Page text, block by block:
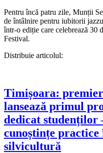
Pentru încă patru zile, Munții
de întâlnire pentru iubitorii
într-o ediție care celebrează 30
Festival.
Distribuie articolul:
Timișoara:
lansează primul
dedicat studenților
cunoștințe
silvicultură